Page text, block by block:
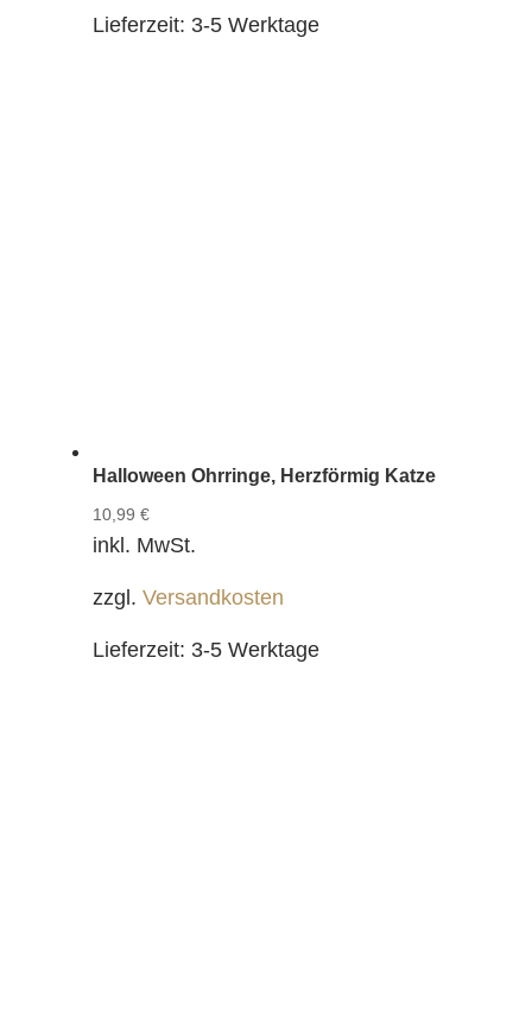
Lieferzeit: 3-5 Werktage
Halloween Ohrringe, Herzförmig Katze
10,99 €
inkl. MwSt.
zzgl. Versandkosten
Lieferzeit: 3-5 Werktage